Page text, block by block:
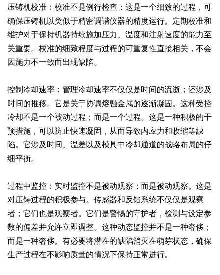
压铸机校准：校准不是例行检查；这是一个细致的过程，可
确保压铸机以类似于精密调谐仪器的精度运行。定期校准和
维护对于保持机器持续施加压力、温度和注射速度的能力至
关重要。校准的细致程度与过程的可重复性直接相关，不会
因施力不一致而出现缺陷。
控制冷却速率：管理冷却速率不仅仅是时间的流逝；还涉及
时间的推移。它是关于协调熔融金属的逐渐凝固。这种受控
冷却不是一个被动过程；而是一个过程。这是一种积极的干
预措施，可以防止快速凝固，从而导致内应力和收缩等缺
陷。它涉及时间、温差以及模具中冷却通道的战略布局的仔
细平衡。
过程中监控：实时监控不是被动观察；而是被动观察。这是
对压铸过程的积极参与。传感器和反馈系统不仅仅是观察
者；它们也是观察者。它们是警惕的守护者，检测与设定参
数的偏差并允许立即调整。这种动态监控并不是一种奢侈；
而是一种奢侈。有必要将潜在的缺陷消灭在萌芽状态，确保
生产过程在不影响质量的情况下保持正常进行。